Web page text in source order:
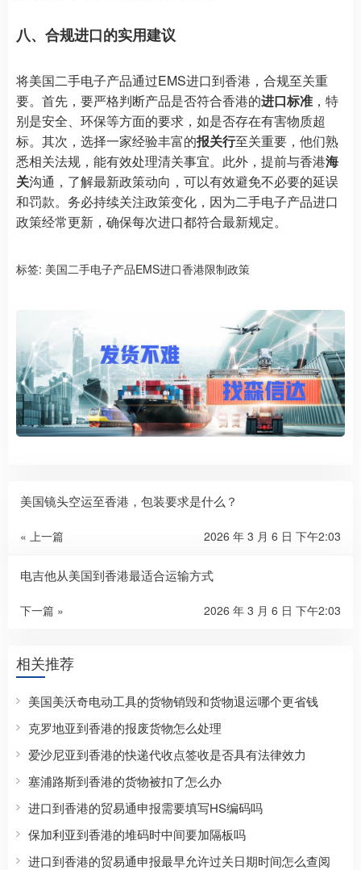
八、合规进口的实用建议
将美国二手电子产品通过EMS进口到香港，合规至关重
要。首先，要严格判断产品是否符合香港的进口标准 ，特
别是安全、环保等方面的要求，如是否存在有害物质超
标。其次，选择一家经验丰富的报关行至关重要，他们熟
悉相关法规，能有效处理清关事宜。此外，提前与香港海
关沟通，了解最新政策动向，可以有效避免不必要的延误
和罚款。务必持续关注政策变化，因为二手电子产品进口
政策经常更新，确保每次进口都符合最新规定。
标签: 美国二手电子产品EMS进口香港限制政策
美国镜头空运至香港，包装要求是什么？
« 上一篇 2026 年 3 月 6 日 下午2:03
电吉他从美国到香港最适合运输方式
下一篇 » 2026 年 3 月 6 日 下午2:03
相关推荐
美国美沃奇电动工具的货物销毁和货物退运哪个更省钱
克罗地亚到香港的报废货物怎么处理
爱沙尼亚到香港的快递代收点签收是否具有法律效力
塞浦路斯到香港的货物被扣了怎么办
进口到香港的贸易通申报需要填写HS编码吗
保加利亚到香港的堆码时中间要加隔板吗
进口到香港的贸易通申报最早允许过关日期时间怎么查阅